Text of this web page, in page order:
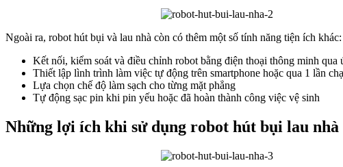
Ngoài ra, robot hút bụi và lau nhà còn có thêm một số tính năng tiện ích khác:
Kết nối, kiểm soát và điều chỉnh robot bằng điện thoại thông minh qua
Thiết lập lình trình làm việc tự động trên smartphone hoặc qua 1 lần
Lựa chọn chế độ làm sạch cho từng mặt phẳng
Tự động sạc pin khi pin yếu hoặc đã hoàn thành công việc vệ sinh
Những lợi ích khi sử dụng robot hút bụi lau